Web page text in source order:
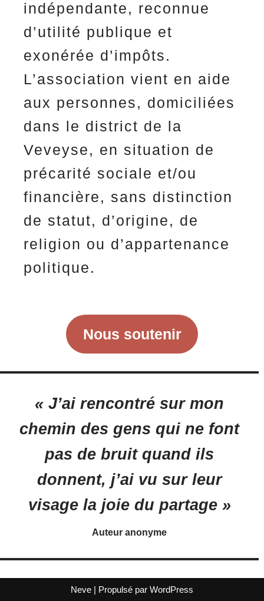
indépendante, reconnue
d’utilité publique et
exonérée d’impôts.
L’association vient en aide
aux personnes, domiciliées
dans le district de la
Veveyse, en situation de
précarité sociale et/ou
financière, sans distinction
de statut, d’origine, de
religion ou d’appartenance
politique.
Nous soutenir
« J’ai rencontré sur mon
chemin des gens qui ne font
pas de bruit quand ils
donnent, j’ai vu sur leur
visage la joie du partage »
Auteur anonyme
Neve | Propulsé par WordPress